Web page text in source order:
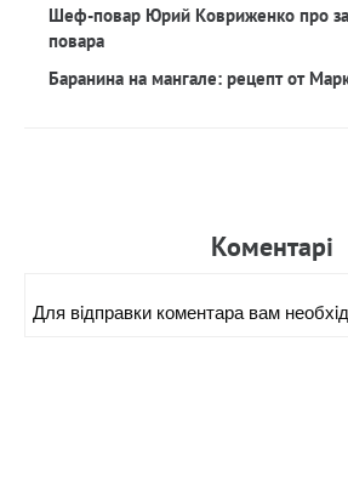
Шеф-повар Юрий Ковриженко про
повара
Баранина на мангале: рецепт от
Коментарi
Для вiдправки коментара вам